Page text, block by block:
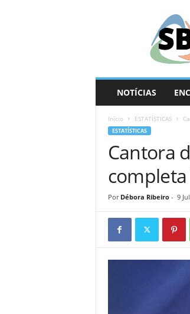
NOTÍCIAS
Início ESTATÍSTICAS
ESTATÍSTICAS
Cantora
Por Débora Ribeiro- 9